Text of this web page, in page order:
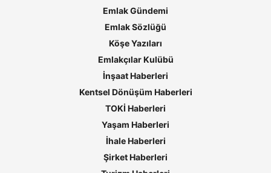
Emlak Gündemi
Emlak Sözlüğü
Köşe Yazıları
Emlakçılar Kulübü
İnşaat Haberleri
Kentsel Dönüşüm Haberleri
TOKİ Haberleri
Yaşam Haberleri
İhale Haberleri
Şirket Haberleri